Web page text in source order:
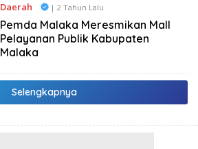
Daerah | 2 Tahun Lalu
Pemda Malaka Meresmikan Mall
Pelayanan Publik Kabupaten
Malaka
Selengkapnya